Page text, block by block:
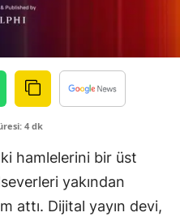
Denizli
Diyarbakır
Elazığ
Erzincan
4 dk
hamlelerini bir üst
yakından
attı. Dijital yayın devi,